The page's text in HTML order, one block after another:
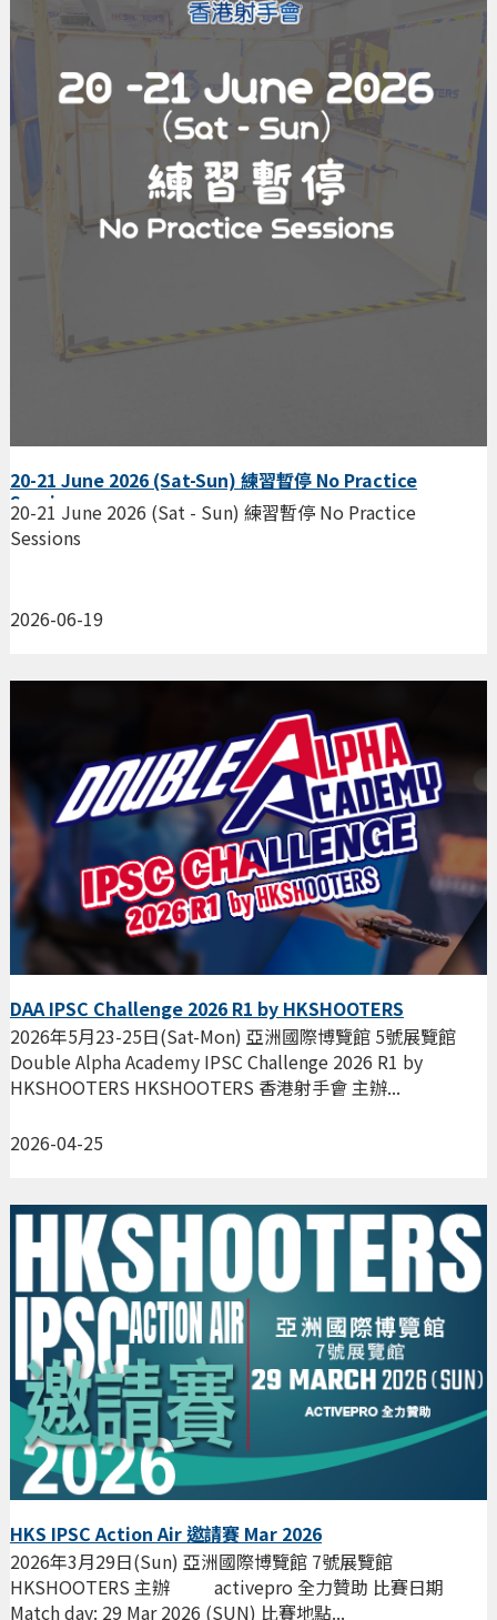
20-21 June 2026 (Sat-Sun) 練習暫停 No Practice
Sessions
2026-06-19
20-21 June 2026 (Sat - Sun) 練習暫停 No Practice
Sessions
DAA IPSC Challenge 2026 R1 by HKSHOOTERS
2026-04-25
2026年5月23-25日(Sat-Mon) 亞洲國際博覽館 5號展覽館
Double Alpha Academy IPSC Challenge 2026 R1 by
HKSHOOTERS HKSHOOTERS 香港射手會 主辦...
HKS IPSC Action Air 邀請賽 Mar 2026
2026年3月29日(Sun) 亞洲國際博覽館 7號展覽館
HKSHOOTERS 主辦 activepro 全力贊助 比賽日期
Match day: 29 Mar 2026 (SUN) 比賽地點...